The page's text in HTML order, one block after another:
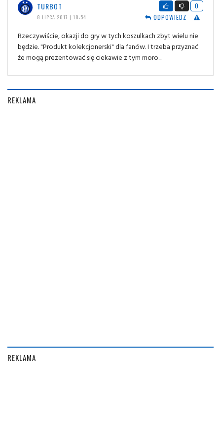
TURBOT
8 LIPCA 2017 | 18:54
0
ODPOWIEDZ
Rzeczywiście, okazji do gry w tych koszulkach zbyt wielu nie
będzie. "Produkt kolekcjonerski" dla fanów. I trzeba przyznać
że mogą prezentować się ciekawie z tym moro...
REKLAMA
REKLAMA